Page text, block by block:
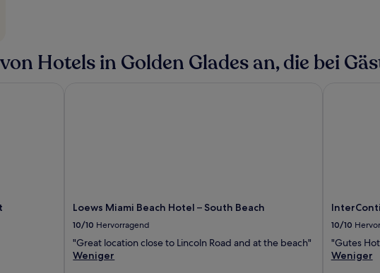
Hotels in Golden Glades an, die bei
Loews Miami Beach Hotel – South Beach
10/10 Hervorragend
"Great location close to Lincoln Road and at the beach"
Weniger
10/10
"Gutes
Weniger